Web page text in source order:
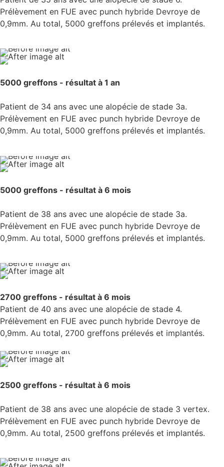
Prélèvement en FUE avec punch hybride Devroye de
0,9mm. Au total, 5000 greffons prélevés et implantés.
5000 greffons - résultat à 1 an
Patient de 34 ans avec une alopécie de stade 3a.
Prélèvement en FUE avec punch hybride Devroye de
0,9mm. Au total, 5000 greffons prélevés et implantés.
5000 greffons - résultat à 6 mois
Patient de 38 ans avec une alopécie de stade 3a.
Prélèvement en FUE avec punch hybride Devroye de
0,9mm. Au total, 5000 greffons prélevés et implantés.
2700 greffons - résultat à 6 mois
Patient de 40 ans avec une alopécie de stade 4.
Prélèvement en FUE avec punch hybride Devroye de
0,9mm. Au total, 2700 greffons prélevés et implantés.
2500 greffons - résultat à 6 mois
Patient de 38 ans avec une alopécie de stade 3 vertex.
Prélèvement en FUE avec punch hybride Devroye de
0,9mm. Au total, 2500 greffons prélevés et implantés.